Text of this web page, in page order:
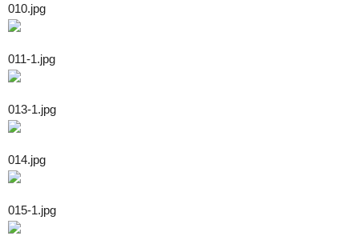
010.jpg
011-1.jpg
013-1.jpg
014.jpg
015-1.jpg